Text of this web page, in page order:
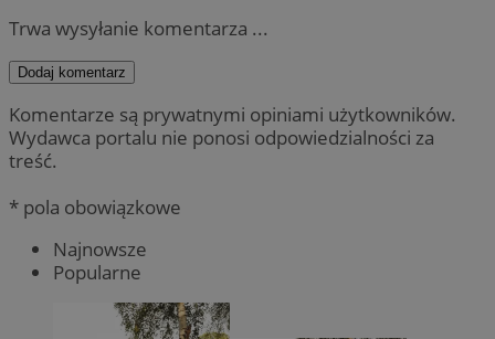
Trwa wysyłanie komentarza ...
Dodaj komentarz
Komentarze są prywatnymi opiniami użytkowników.
Wydawca portalu nie ponosi odpowiedzialności za
treść.
* pola obowiązkowe
Najnowsze
Popularne